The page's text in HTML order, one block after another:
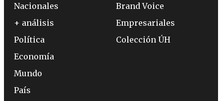
Nacionales
+ análisis
Política
Economía
Mundo
País
Brand Voice
Empresariales
Colección ÚH